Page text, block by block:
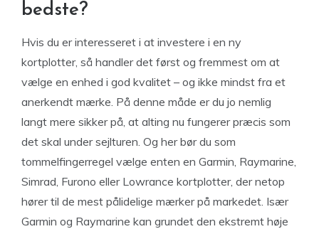
bedste?
Hvis du er interesseret i at investere i en ny
kortplotter, så handler det først og fremmest om at
vælge en enhed i god kvalitet – og ikke mindst fra et
anerkendt mærke. På denne måde er du jo nemlig
langt mere sikker på, at alting nu fungerer præcis som
det skal under sejlturen. Og her bør du som
tommelfingerregel vælge enten en Garmin, Raymarine,
Simrad, Furono eller Lowrance kortplotter, der netop
hører til de mest pålidelige mærker på markedet. Især
Garmin og Raymarine kan grundet den ekstremt høje